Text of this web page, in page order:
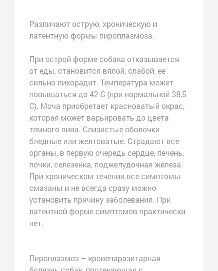
Различают острую, хроническую и
латентную формы пироплазмоза.
При острой форме собака отказывается
от еды, становится вялой, слабой, ее
сильно лихорадит. Температура может
повышаться до 42 С (при нормальной 38,5
С). Моча приобретает красноватый окрас,
которая может варьировать до цвета
темного пива. Слизистые оболочки
бледные или желтоватые. Страдают все
органы, в первую очередь сердце, печень,
почки, селезенка, поджелудочная железа.
При хроническом течении все симптомы
смазаны и не всегда сразу можно
установить причину заболевания. При
латентной форме симптомов практически
нет.
Пироплазмоз – кровепаразитарная